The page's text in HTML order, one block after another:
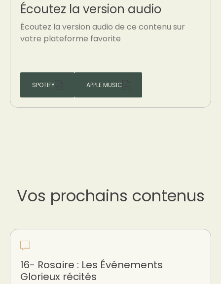
Écoutez la version audio
Écoutez la version audio de ce contenu sur
votre plateforme favorite
SPOTIFY APPLE MUSIC
Vos prochains contenus
16- Rosaire : Les Événements
Glorieux récités